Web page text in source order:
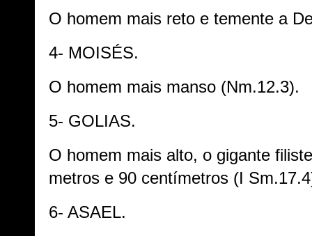
O homem mais reto e temente a
4- MOISÉS.
O homem mais manso (Nm.12.3).
5- GOLIAS.
O homem mais alto, o gigante
metros e 90 centímetros (I
6- ASAEL.